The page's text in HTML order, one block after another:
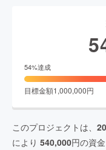
54%達成
目標金額1,000,000円
このプロジェクトは、
により 540,000円の資